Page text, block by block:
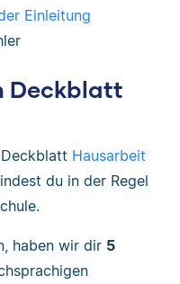
Einleitung
Deckblatt
Hausarbeit
du in der Regel
haben wir dir 5